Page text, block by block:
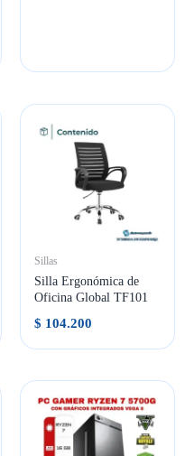
Sillas
Silla Ergonómica de
Oficina Global TF101
$ 104.200